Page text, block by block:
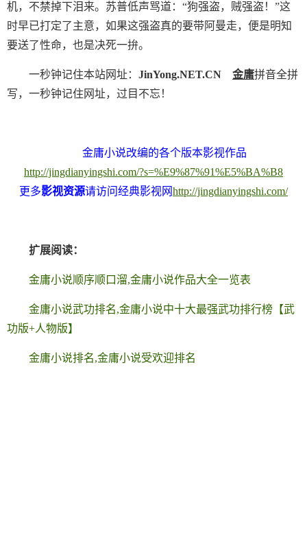
机，不禁掉下泪来。苏普低声骂道：“狗强盗，贼强盗！”这
时早已打定了主意，如果这强盗真的要带阿曼走，便是明知
要送了性命，也是决死一拚。
一秒钟记住本站网址： JinYong.NET.CN 金庸拼音全拼
写，一秒钟记住网址，过目不忘！
金庸小说改编的各个版本影视作品
http://jingdianyingshi.com/?s=%E9%87%91%E5%BA%B8
更多影视资源请访问经典影视网http://jingdianyingshi.com/
扩展阅读：
金庸小说顺序顺口溜,金庸小说作品大全一览表
金庸小说武功排名,金庸小说中十大最强武功排行榜【武
功版+人物版】
金庸小说排名,金庸小说受欢迎排名